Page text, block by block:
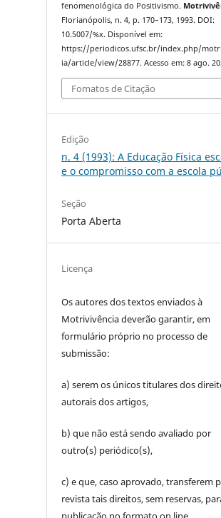
fenomenológica do Positivismo.
Florianópolis, n. 4, p. 170–173, 1993. DOI:
10.5007/%x. Disponível em:
https://periodicos.ufsc.br/index.php/
ia/article/view/28877. Acesso em: 8 ago.
Fomatos de Citação
Edição
n. 4 (1993): A Educação Física
e o compromisso com a escola
Seção
Porta Aberta
Licença
Os autores dos textos enviados à
Motrivivência deverão garantir, em
formulário próprio no processo de
submissão:
a) serem os únicos titulares dos
autorais dos artigos,
b) que não está sendo avaliado por
outro(s) periódico(s),
c) e que, caso aprovado, transferem
revista tais direitos, sem reservas,